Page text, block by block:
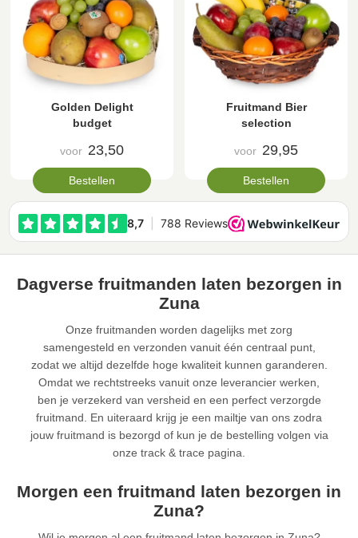
Golden Delight
budget
voor 23,50
Bestellen
Fruitmand Bier
selection
voor 29,95
Bestellen
Dagverse fruitmanden laten bezorgen in
Zuna
Onze fruitmanden worden dagelijks met zorg
samengesteld en verzonden vanuit één centraal punt,
zodat we altijd dezelfde hoge kwaliteit kunnen garanderen.
Omdat we rechtstreeks vanuit onze leverancier werken,
ben je verzekerd van versheid en een perfect verzorgde
fruitmand. En uiteraard krijg je een mailtje van ons zodra
jouw fruitmand is bezorgd of kun je de bestelling volgen via
onze track & trace pagina.
Morgen een fruitmand laten bezorgen in
Zuna?